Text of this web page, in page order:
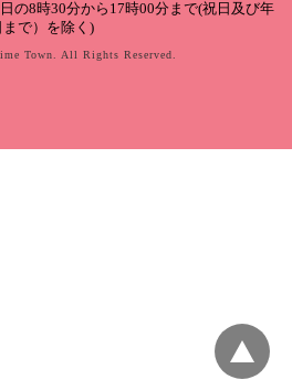
の8時30分から17時00分まで(祝日及び年
で）を除く)
Town. All Rights Reserved.